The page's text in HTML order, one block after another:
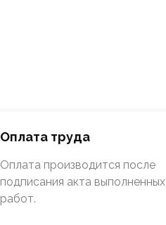
Оплата труда
Оплата производится после
подписания акта выполненных
работ.